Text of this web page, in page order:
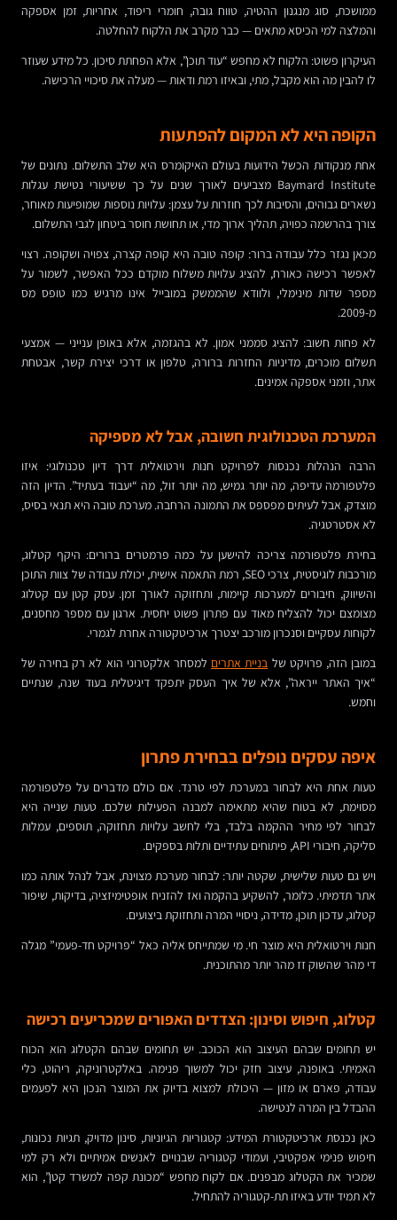
ממושכת, סוג מנגנון ההטיה, טווח גובה, חומרי ריפוד, אחריות, זמן אספקה
והמלצה למי הכיסא מתאים — כבר מקרב את הלקוח להחלטה.
העיקרון פשוט: הלקוח לא מחפש “עוד תוכן”, אלא הפחתת סיכון. כל מידע שעוזר
לו להבין מה הוא מקבל, מתי, ובאיזו רמת ודאות — מעלה את סיכויי הרכישה.
הקופה היא לא המקום להפתעות
אחת מנקודות הכשל הידועות בעולם האיקומרס היא שלב התשלום. נתונים של
Baymard Institute מצביעים לאורך שנים על כך ששיעורי נטישת עגלות
נשארים גבוהים, והסיבות לכך חוזרות על עצמן: עלויות נוספות שמופיעות מאוחר,
צורך בהרשמה כפויה, תהליך ארוך מדי, או תחושת חוסר ביטחון לגבי התשלום.
מכאן נגזר כלל עבודה ברור: קופה טובה היא קופה קצרה, צפויה ושקופה. רצוי
לאפשר רכישה כאורח, להציג עלויות משלוח מוקדם ככל האפשר, לשמור על
מספר שדות מינימלי, ולוודא שהממשק במובייל אינו מרגיש כמו טופס מס
מ-2009.
לא פחות חשוב: להציג סממני אמון. לא בהגזמה, אלא באופן ענייני — אמצעי
תשלום מוכרים, מדיניות החזרות ברורה, טלפון או דרכי יצירת קשר, אבטחת
אתר, וזמני אספקה אמינים.
המערכת הטכנולוגית חשובה, אבל לא מספיקה
הרבה הנהלות נכנסות לפרויקט חנות וירטואלית דרך דיון טכנולוגי: איזו
פלטפורמה עדיפה, מה יותר גמיש, מה יותר זול, מה “יעבוד בעתיד”. הדיון הזה
מוצדק, אבל לעיתים מפספס את התמונה הרחבה. מערכת טובה היא תנאי בסיס,
לא אסטרטגיה.
בחירת פלטפורמה צריכה להישען על כמה פרמטרים ברורים: היקף קטלוג,
מורכבות לוגיסטית, צרכי SEO, רמת התאמה אישית, יכולת עבודה של צוות התוכן
והשיווק, חיבורים למערכות קיימות, ותחזוקה לאורך זמן. עסק קטן עם קטלוג
מצומצם יכול להצליח מאוד עם פתרון פשוט יחסית. ארגון עם מספר מחסנים,
לקוחות עסקיים וסנכרון מורכב יצטרך ארכיטקטורה אחרת לגמרי.
במובן הזה, פרויקט של בניית אתרים למסחר אלקטרוני הוא לא רק בחירה של
“איך האתר ייראה”, אלא של איך העסק יתפקד דיגיטלית בעוד שנה, שנתיים
וחמש.
איפה עסקים נופלים בבחירת פתרון
טעות אחת היא לבחור במערכת לפי טרנד. אם כולם מדברים על פלטפורמה
מסוימת, לא בטוח שהיא מתאימה למבנה הפעילות שלכם. טעות שנייה היא
לבחור לפי מחיר ההקמה בלבד, בלי לחשב עלויות תחזוקה, תוספים, עמלות
סליקה, חיבורי API, פיתוחים עתידיים ותלות בספקים.
ויש גם טעות שלישית, שקטה יותר: לבחור מערכת מצוינת, אבל לנהל אותה כמו
אתר תדמיתי. כלומר, להשקיע בהקמה ואז להזניח אופטימיזציה, בדיקות, שיפור
קטלוג, עדכון תוכן, מדידה, ניסויי המרה ותחזוקת ביצועים.
חנות וירטואלית היא מוצר חי. מי שמתייחס אליה כאל “פרויקט חד-פעמי” מגלה
די מהר שהשוק זז מהר יותר מהתוכנית.
קטלוג, חיפוש וסינון: הצדדים האפורים שמכריעים רכישה
יש תחומים שבהם העיצוב הוא הכוכב. יש תחומים שבהם הקטלוג הוא הכוח
האמיתי. באופנה, עיצוב חזק יכול למשוך פנימה. באלקטרוניקה, ריהוט, כלי
עבודה, פארם או מזון — היכולת למצוא בדיוק את המוצר הנכון היא לפעמים
ההבדל בין המרה לנטישה.
כאן נכנסת ארכיטקטורת המידע: קטגוריות הגיוניות, סינון מדויק, תגיות נכונות,
חיפוש פנימי אפקטיבי, ועמודי קטגוריה שבנויים לאנשים אמיתיים ולא רק למי
שמכיר את הקטלוג מבפנים. אם לקוח מחפש “מכונת קפה למשרד קטן”, הוא
לא תמיד יודע באיזו תת-קטגוריה להתחיל.